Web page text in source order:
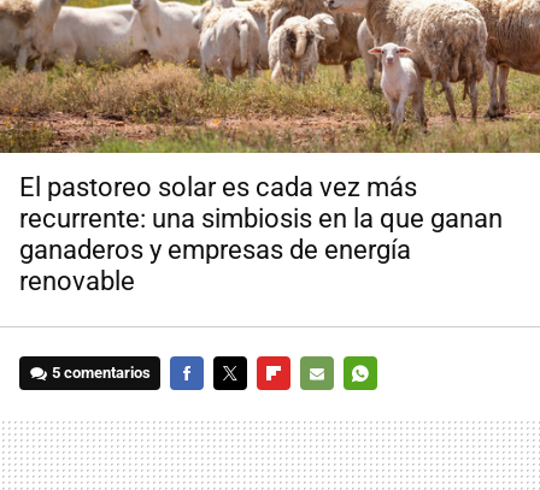
El pastoreo solar es cada vez más
recurrente: una simbiosis en la que ganan
ganaderos y empresas de energía
renovable
5 comentarios
MAIL